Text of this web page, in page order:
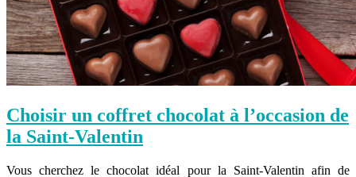
Choisir un coffret chocolat à l’occasion de
la Saint-Valentin
Vous cherchez le chocolat idéal pour la Saint-Valentin afin de